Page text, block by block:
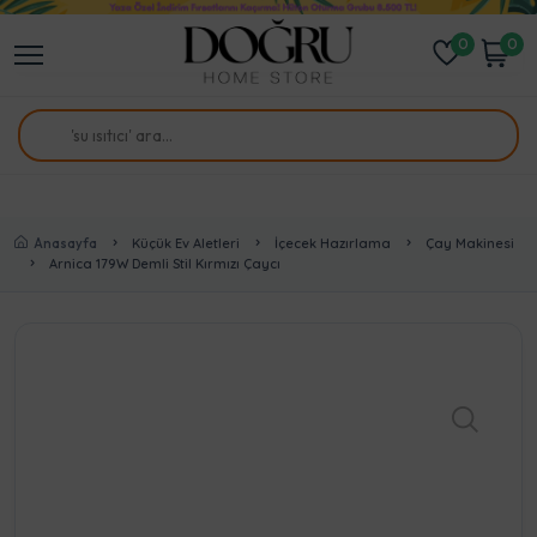
0 0
Anasayfa Küçük Ev Aletleri İçecek Hazırlama
Çay Makinesi
Arnica 179W Demli Stil Kırmızı Çaycı